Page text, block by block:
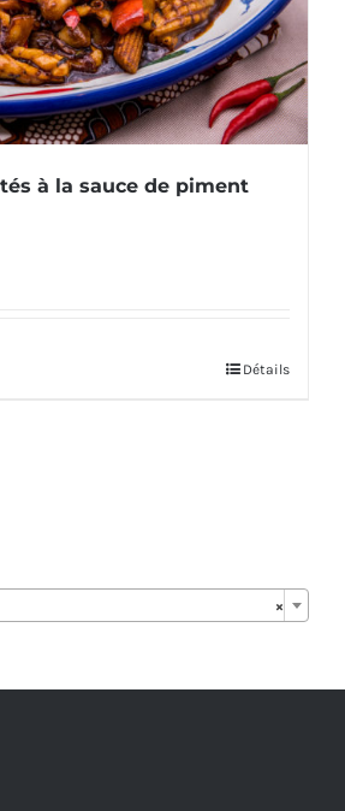
à la sauce de piment
Détails
×